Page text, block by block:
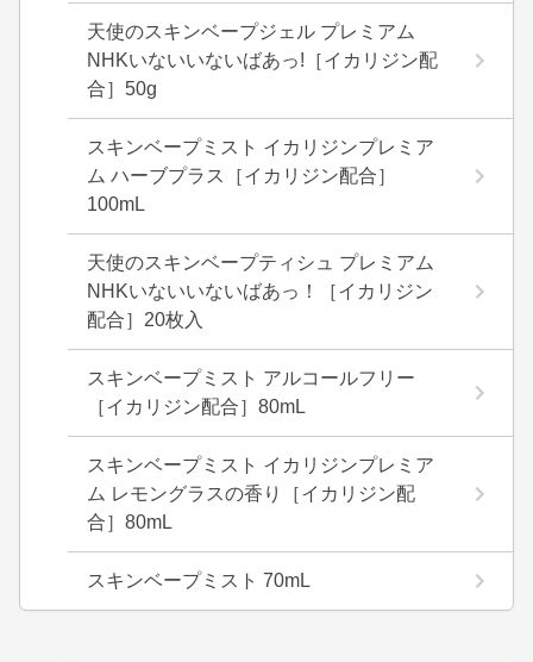
天使のスキンベープジェル プレミアム
NHKいないいないばあっ!［イカリジン配
合］50g
スキンベープミスト イカリジンプレミア
ム ハーブプラス［イカリジン配合］
100mL
天使のスキンベープティシュ プレミアム
NHKいないいないばあっ！［イカリジン
配合］20枚入
スキンベープミスト アルコールフリー
［イカリジン配合］80mL
スキンベープミスト イカリジンプレミア
ム レモングラスの香り［イカリジン配
合］80mL
スキンベープミスト 70mL